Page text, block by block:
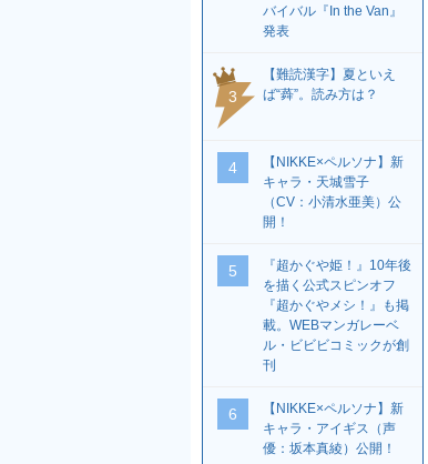
バイバル『In the Van』
発表
3
【難読漢字】夏といえ
ば“蕣”。読み方は？
4
【NIKKE×ペルソナ】新
キャラ・天城雪子
（CV：小清水亜美）公
開！
5
『超かぐや姫！』10年後
を描く公式スピンオフ
『超かぐやメシ！』も掲
載。WEBマンガレーベ
ル・ビビビコミックが創
刊
6
【NIKKE×ペルソナ】新
キャラ・アイギス（声
優：坂本真綾）公開！